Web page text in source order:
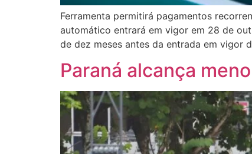
Ferramenta permitirá pagamentos
automático entrará em vigor em 28 de
de dez meses antes da entrada em vigor
Paraná alcança